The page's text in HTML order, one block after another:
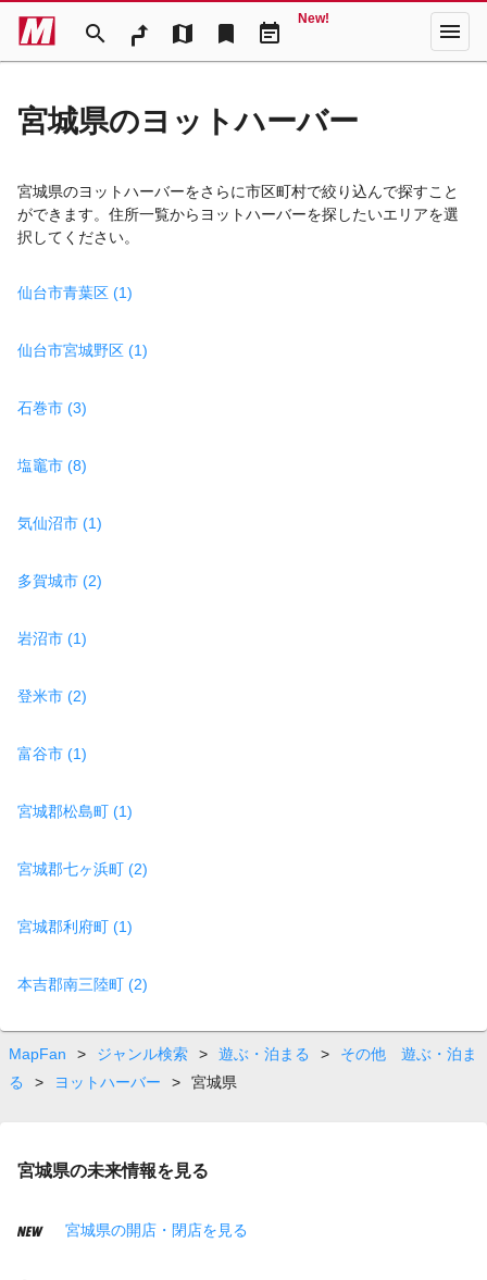
search map bookmark event_note
New! menu
宮城県のヨットハーバー
宮城県のヨットハーバーをさらに市区町村で絞り込んで探すこと
ができます。住所一覧からヨットハーバーを探したいエリアを選
択してください。
仙台市青葉区 (1)
仙台市宮城野区 (1)
石巻市 (3)
塩竈市 (8)
気仙沼市 (1)
多賀城市 (2)
岩沼市 (1)
登米市 (2)
富谷市 (1)
宮城郡松島町 (1)
宮城郡七ヶ浜町 (2)
宮城郡利府町 (1)
本吉郡南三陸町 (2)
MapFan > ジャンル検索 > 遊ぶ・泊まる >
その他 遊ぶ・泊ま
る
> ヨットハーバー > 宮城県
宮城県の未来情報を見る
宮城県の開店・閉店を見る